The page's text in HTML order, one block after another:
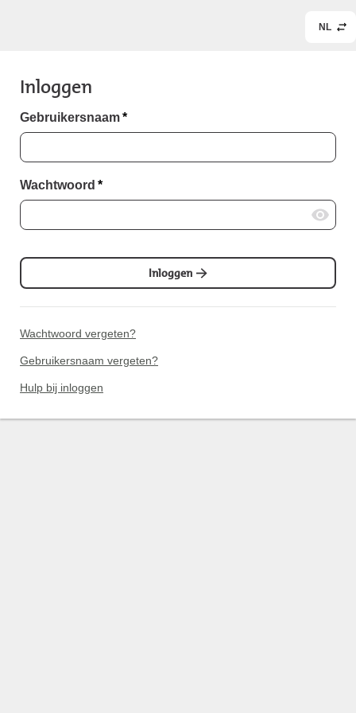
NL
Inloggen
Gebruikersnaam*
Wachtwoord *
Inloggen
Wachtwoord vergeten?
Gebruikersnaam vergeten?
Hulp bij inloggen